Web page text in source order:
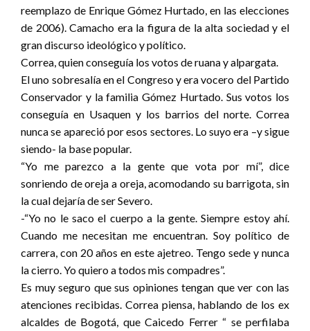
reemplazo de Enrique Gómez Hurtado, en las elecciones
de 2006). Camacho era la figura de la alta sociedad y el
gran discurso ideológico y político.
Correa, quien conseguía los votos de ruana y alpargata.
El uno sobresalía en el Congreso y era vocero del Partido
Conservador y la familia Gómez Hurtado. Sus votos los
conseguía en Usaquen y los barrios del norte. Correa
nunca se apareció por esos sectores. Lo suyo era –y sigue
siendo- la base popular.
“Yo me parezco a la gente que vota por mí”, dice
sonriendo de oreja a oreja, acomodando su barrigota, sin
la cual dejaría de ser Severo.
-“Yo no le saco el cuerpo a la gente. Siempre estoy ahí.
Cuando me necesitan me encuentran. Soy político de
carrera, con 20 años en este ajetreo. Tengo sede y nunca
la cierro. Yo quiero a todos mis compadres”.
Es muy seguro que sus opiniones tengan que ver con las
atenciones recibidas. Correa piensa, hablando de los ex
alcaldes de Bogotá, que Caicedo Ferrer “ se perfilaba